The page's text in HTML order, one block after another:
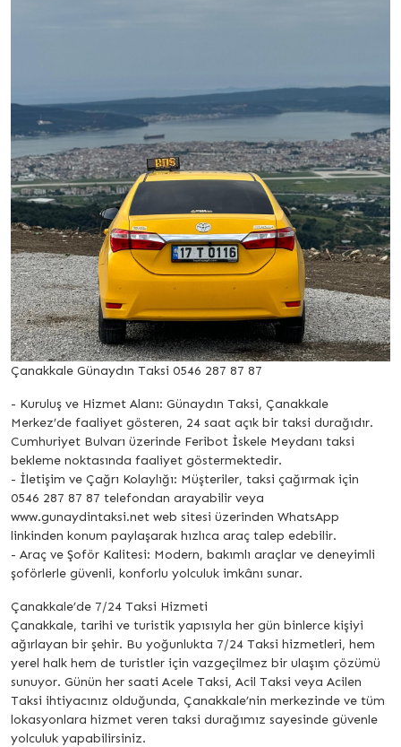
Çanakkale Günaydın Taksi 0546 287 87 87
- Kuruluş ve Hizmet Alanı: Günaydın Taksi, Çanakkale
Merkez’de faaliyet gösteren, 24 saat açık bir taksi durağıdır.
Cumhuriyet Bulvarı üzerinde Feribot İskele Meydanı taksi
bekleme noktasında faaliyet göstermektedir.
- İletişim ve Çağrı Kolaylığı: Müşteriler, taksi çağırmak için
0546 287 87 87 telefondan arayabilir veya
www.gunaydintaksi.net web sitesi üzerinden WhatsApp
linkinden konum paylaşarak hızlıca araç talep edebilir.
- Araç ve Şoför Kalitesi: Modern, bakımlı araçlar ve deneyimli
şoförlerle güvenli, konforlu yolculuk imkânı sunar.
Çanakkale’de 7/24 Taksi Hizmeti
Çanakkale, tarihi ve turistik yapısıyla her gün binlerce kişiyi
ağırlayan bir şehir. Bu yoğunlukta 7/24 Taksi hizmetleri, hem
yerel halk hem de turistler için vazgeçilmez bir ulaşım çözümü
sunuyor. Günün her saati Acele Taksi, Acil Taksi veya Acilen
Taksi ihtiyacınız olduğunda, Çanakkale’nin merkezinde ve tüm
lokasyonlara hizmet veren taksi durağımız sayesinde güvenle
yolculuk yapabilirsiniz.